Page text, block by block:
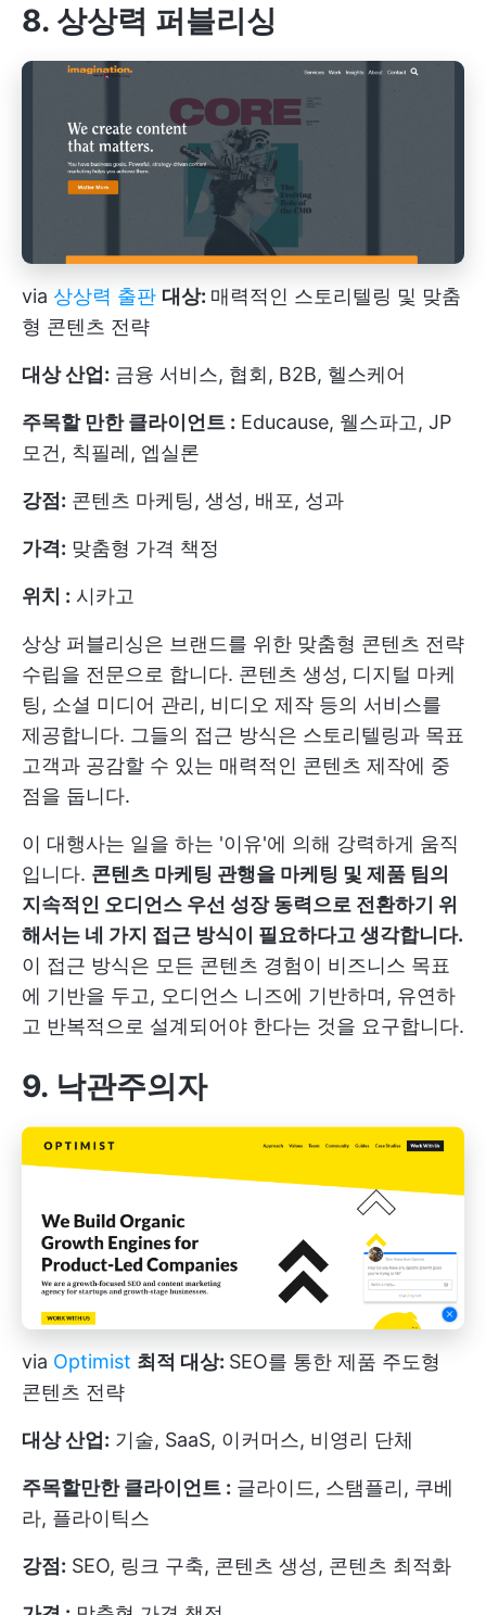
8. 상상력 퍼블리싱
via 상상력 출판 대상: 매력적인 스토리텔링 및 맞춤
형 콘텐츠 전략
대상 산업: 금융 서비스, 협회, B2B, 헬스케어
주목할 만한 클라이언트 : Educause, 웰스파고, JP
모건, 칙필레, 엡실론
강점: 콘텐츠 마케팅, 생성, 배포, 성과
가격: 맞춤형 가격 책정
위치 : 시카고
상상 퍼블리싱은 브랜드를 위한 맞춤형 콘텐츠 전략
수립을 전문으로 합니다. 콘텐츠 생성, 디지털 마케
팅, 소셜 미디어 관리, 비디오 제작 등의 서비스를
제공합니다. 그들의 접근 방식은 스토리텔링과 목표
고객과 공감할 수 있는 매력적인 콘텐츠 제작에 중
점을 둡니다.
이 대행사는 일을 하는 '이유'에 의해 강력하게 움직
입니다. 콘텐츠 마케팅 관행을 마케팅 및 제품 팀의
지속적인 오디언스 우선 성장 동력으로 전환하기 위
해서는 네 가지 접근 방식이 필요하다고 생각합니다.
이 접근 방식은 모든 콘텐츠 경험이 비즈니스 목표
에 기반을 두고, 오디언스 니즈에 기반하며, 유연하
고 반복적으로 설계되어야 한다는 것을 요구합니다.
9. 낙관주의자
via Optimist 최적 대상: SEO를 통한 제품 주도형
콘텐츠 전략
대상 산업: 기술, SaaS, 이커머스, 비영리 단체
주목할만한 클라이언트 : 글라이드, 스탬플리, 쿠베
라, 플라이틱스
강점: SEO, 링크 구축, 콘텐츠 생성, 콘텐츠 최적화